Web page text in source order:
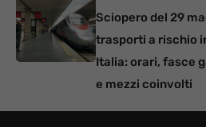
Sciopero del 29
trasporti a rischio
Italia: orari, fasce
e mezzi coinvolti